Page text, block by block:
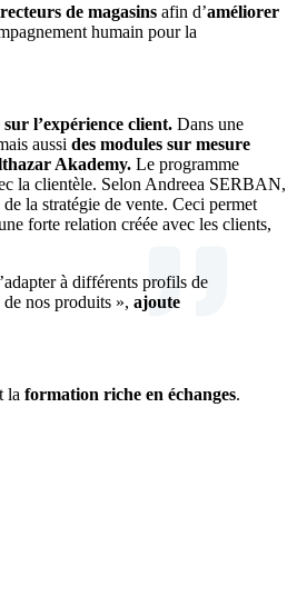
de magasins afin d’améliorer
humain pour la
l’expérience client. Dans une
aussi des modules sur mesure
Akademy. Le programme
la clientèle. Selon Andreea SERBAN,
la stratégie de vente. Ceci permet
forte relation créée avec les clients,
à différents profils de
nos produits », ajoute
la formation riche en échanges.